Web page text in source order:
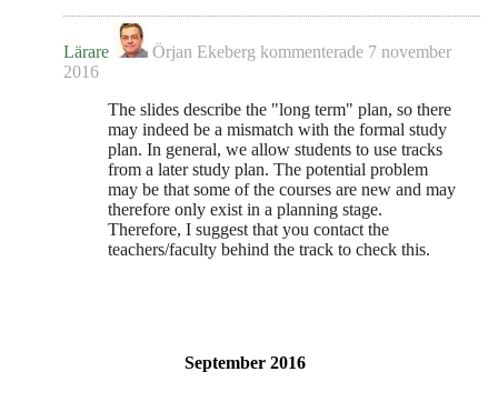
Lärare Örjan Ekeberg kommenterade 7 november
2016
The slides describe the "long term" plan, so there
may indeed be a mismatch with the formal study
plan. In general, we allow students to use tracks
from a later study plan. The potential problem
may be that some of the courses are new and may
therefore only exist in a planning stage.
Therefore, I suggest that you contact the
teachers/faculty behind the track to check this.
September 2016